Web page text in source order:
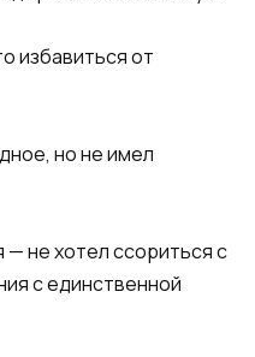
избавиться от
но не имел
не хотел ссориться с
с единственной